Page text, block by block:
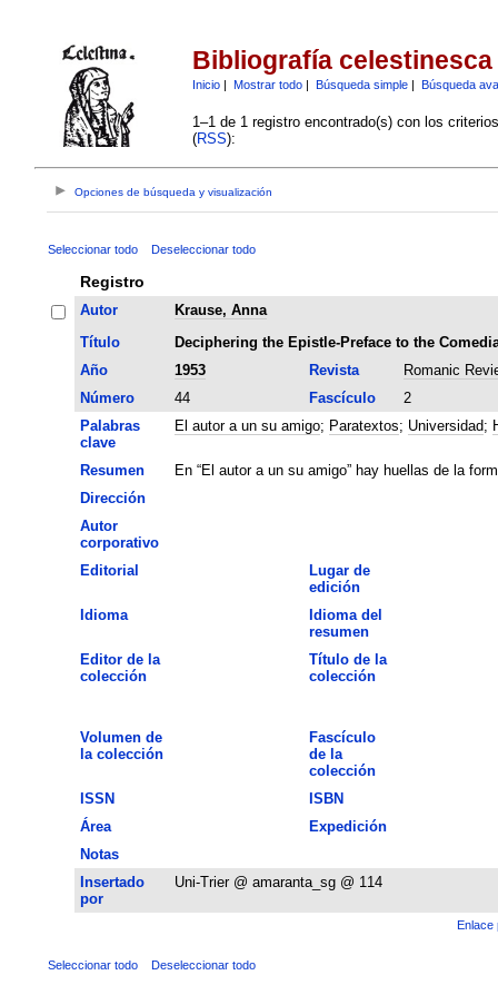
Bibliografía celestinesca
Inicio| Mostrar todo| Búsqueda simple| Búsqueda
1–1 de 1 registro encontrado(s) con los
(RSS):
Opciones de búsqueda y visualización
Seleccionar todo Deseleccionar todo
Registro
Autor
Krause, Anna
Título
Deciphering the Epistle-Preface to the
Año
1953 Revista
Romanic
Número
44 Fascículo
2
Palabras
clave
El autor a un su amigo; Paratextos; Universidad;
Resumen
En “El autor a un su amigo” hay huellas de la
Dirección
Autor
corporativo
Editorial
Lugar de
edición
Idioma
Idioma del
resumen
Editor de la
colección
Título de la
colección
Volumen de
la colección
Fascículo
de la
colección
ISSN
ISBN
Área
Expedición
Notas
Insertado
por
Uni-Trier @ amaranta_sg @ 114
Enlace
Seleccionar todo Deseleccionar todo